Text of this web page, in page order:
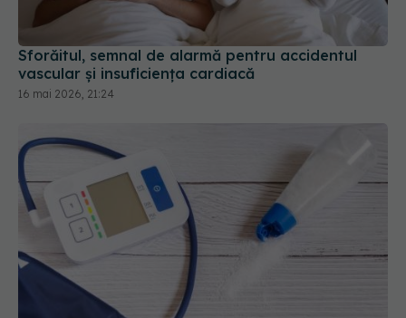
16 mai 2026, 21:24
Legătura dintre consumul de sare și tensiunea
arterială
18 apr 2026, 14:15